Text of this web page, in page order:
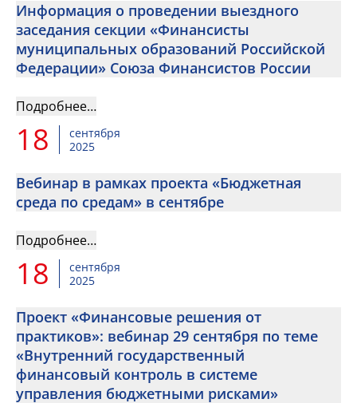
Информация о проведении выездного
заседания секции «Финансисты
муниципальных образований Российской
Федерации» Союза Финансистов России
Подробнее…
18
сентября
2025
Вебинар в рамках проекта «Бюджетная
среда по средам» в сентябре
Подробнее…
18
сентября
2025
Проект «Финансовые решения от
практиков»: вебинар 29 сентября по теме
«Внутренний государственный
финансовый контроль в системе
управления бюджетными рисками»